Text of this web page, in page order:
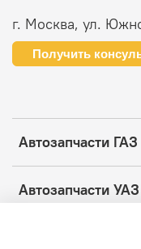
Автозапчасти ГАЗ
Автозапчасти УАЗ
г. Москва, ул.
Получить